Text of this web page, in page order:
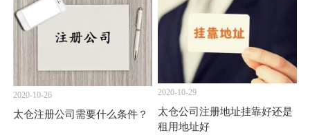
2020-10-26
太仓注册公司需要什么条件？
2020-10-29
太仓公司注册地址挂靠好还是
租用地址好